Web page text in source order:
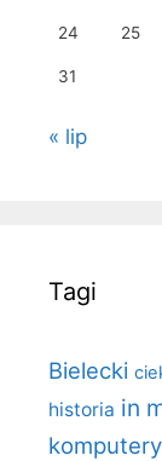
24 25
31
« lip
Tagi
Bielecki
historia in
komputery